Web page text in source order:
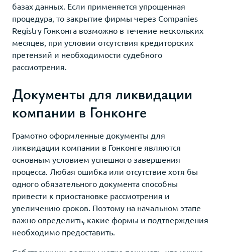
базах данных. Если применяется упрощенная
процедура, то закрытие фирмы через Companies
Registry Гонконга возможно в течение нескольких
месяцев, при условии отсутствия кредиторских
претензий и необходимости судебного
рассмотрения.
Документы для ликвидации
компании в Гонконге
Грамотно оформленные документы для
ликвидации компании в Гонконге являются
основным условием успешного завершения
процесса. Любая ошибка или отсутствие хотя бы
одного обязательного документа способны
привести к приостановке рассмотрения и
увеличению сроков. Поэтому на начальном этапе
важно определить, какие формы и подтверждения
необходимо предоставить.